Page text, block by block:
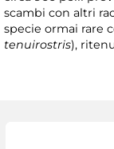
scambi con altri
specie ormai rare
tenuirostris),